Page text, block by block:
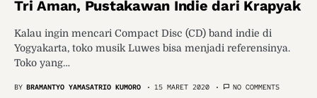
Tri Aman, Pustakawan Indie dari Krapyak
Kalau ingin mencari Compact Disc (CD) band indie di
Yogyakarta, toko musik Luwes bisa menjadi referensinya.
Toko yang…
BY BRAMANTYO YAMASATRIO KUMORO 15 MARET 2020 NO COMMENTS